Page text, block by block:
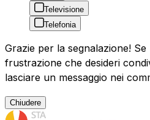
Televisione
Telefonia
Grazie per la segnalazione!
frustrazione che desideri
lasciare un messaggio nei
Chiudere